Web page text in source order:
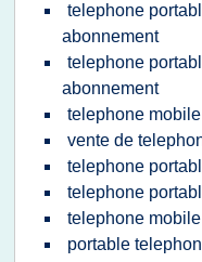
telephone
abonnement
telephone
abonnement
telephone
vente de
telephone
telephone
telephone
portable